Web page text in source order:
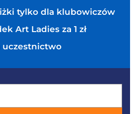
tylko dla klubowiczów
Art Ladies za 1 zł
uczestnictwo